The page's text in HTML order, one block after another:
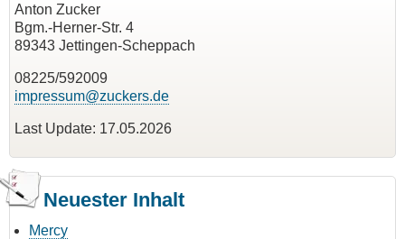
Anton Zucker
Bgm.-Herner-Str. 4
89343 Jettingen-Scheppach
08225/592009
impressum@zuckers.de
Last Update: 17.05.2026
Neuester Inhalt
Mercy